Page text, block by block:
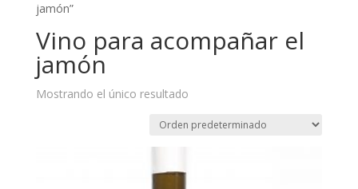
jamón”
Vino para acompañar el
jamón
Mostrando el único resultado